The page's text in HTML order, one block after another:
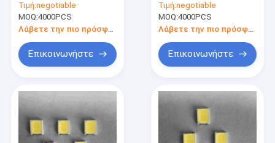
150MA SMD για τον
προβολέα σηράγγων
μεταλλείας οδών
Τιμή:negotiable
MOQ:4000PCS
Λάβετε την πιο πρόσφατη τιμή
Επικοινωνήστε
το τσιπ για τον
αθλητικό λαμπτήρα
γυμναστικής
Τιμή:negotiable
MOQ:4000PCS
Επικοινωνήστε